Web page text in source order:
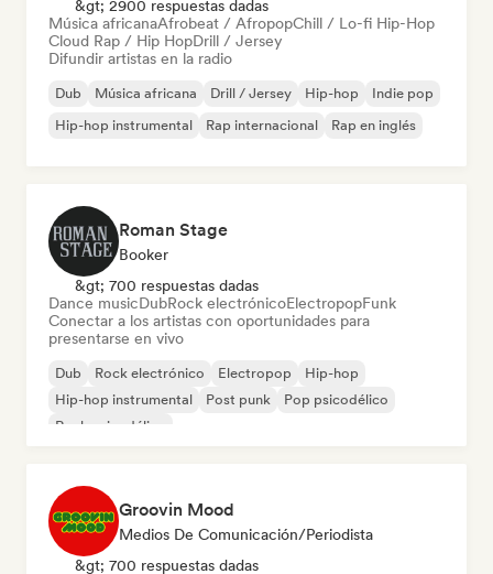
&gt; 2900 respuestas dadas
Música africanaAfrobeat / AfropopChill / Lo-fi Hip-Hop
Cloud Rap / Hip HopDrill / Jersey
Difundir artistas en la radio
Dub Música africana Drill / Jersey Hip-hop
Indie pop
Hip-hop instrumental
Rap internacional Rap en inglés
Roman Stage
Booker
&gt; 700 respuestas dadas
Dance musicDubRock electrónicoElectropopFunk
Conectar a los artistas con oportunidades para
presentarse en vivo
Dub Rock electrónico Electropop
Hip-hop
Hip-hop instrumental
Post punk
Pop psicodélico
Rock psicodélico
Groovin Mood
Medios De Comunicación/Periodista
&gt; 700 respuestas dadas